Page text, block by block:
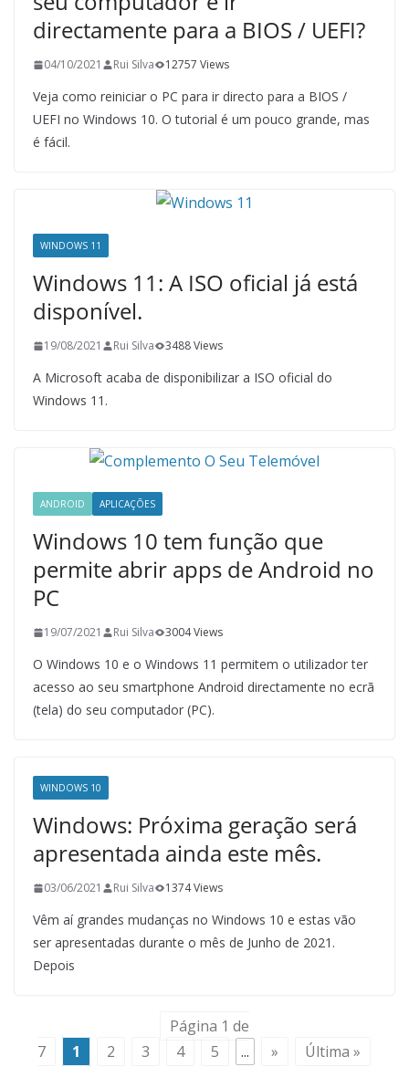
directamente para a BIOS / UEFI?
04/10/2021 Rui Silva 12757 Views
Veja como reiniciar o PC para ir directo para a BIOS /
UEFI no Windows 10. O tutorial é um pouco grande, mas
é fácil.
WINDOWS 11
Windows 11: A ISO oficial já está
disponível.
19/08/2021 Rui Silva 3488 Views
A Microsoft acaba de disponibilizar a ISO oficial do
Windows 11.
ANDROID APLICAÇÕES
Windows 10 tem função que
permite abrir apps de Android no
PC
19/07/2021 Rui Silva 3004 Views
O Windows 10 e o Windows 11 permitem o utilizador ter
acesso ao seu smartphone Android directamente no ecrã
(tela) do seu computador (PC).
WINDOWS 10
Windows: Próxima geração será
apresentada ainda este mês.
03/06/2021 Rui Silva 1374 Views
Vêm aí grandes mudanças no Windows 10 e estas vão
ser apresentadas durante o mês de Junho de 2021.
Depois
Página 1 de
7
1 2 3 4 5 ... » Última »